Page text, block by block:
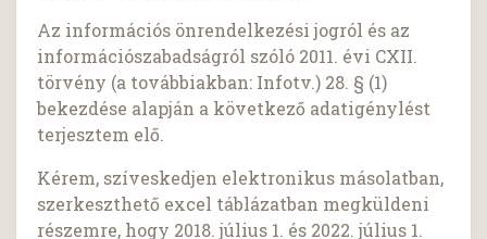
Az információs önrendelkezési jogról és az
információszabadságról szóló 2011. évi CXII.
törvény (a továbbiakban: Infotv.) 28. § (1)
bekezdése alapján a következő adatigénylést
terjesztem elő.
Kérem, szíveskedjen elektronikus másolatban,
szerkeszthető excel táblázatban megküldeni
részemre, hogy 2018. július 1. és 2022. július 1.